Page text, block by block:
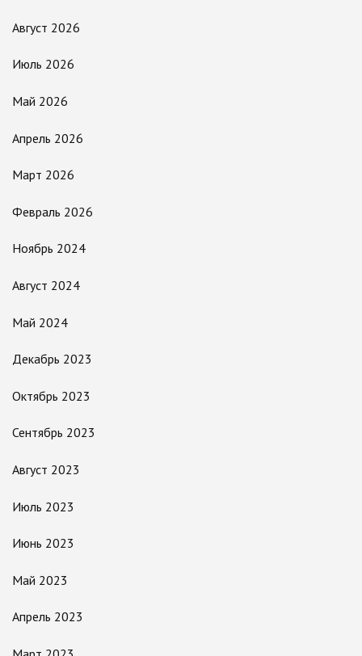
Август 2026
Июль 2026
Май 2026
Апрель 2026
Март 2026
Февраль 2026
Ноябрь 2024
Август 2024
Май 2024
Декабрь 2023
Октябрь 2023
Сентябрь 2023
Август 2023
Июль 2023
Июнь 2023
Май 2023
Апрель 2023